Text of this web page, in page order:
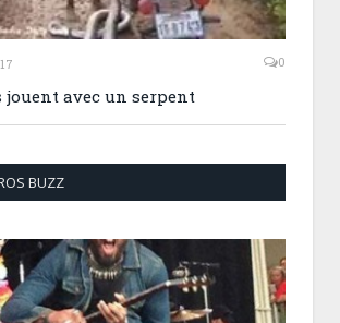
0
jouent avec un serpent
BUZZ